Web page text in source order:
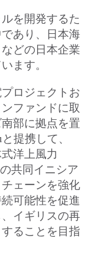
を開発するた
あり、日本海
どの日本企業
ます。
ロジェクトお
ファンドに取
部に拠点を置
提携して、
洋上風力
共同イニシア
ェーンを強化
可能性を促進
イギリスの再
ることを目指